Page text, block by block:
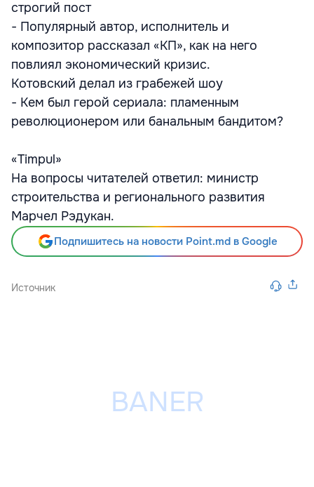
строгий пост
- Популярный автор, исполнитель и
композитор рассказал «КП», как на него
повлиял экономический кризис.
Котовский делал из грабежей шоу
- Кем был герой сериала: пламенным
революционером или банальным бандитом?
«Timpul»
На вопросы читателей ответил: министр
строительства и регионального развития
Марчел Рэдукан.
Подпишитесь на новости Point.md в Google
Источник